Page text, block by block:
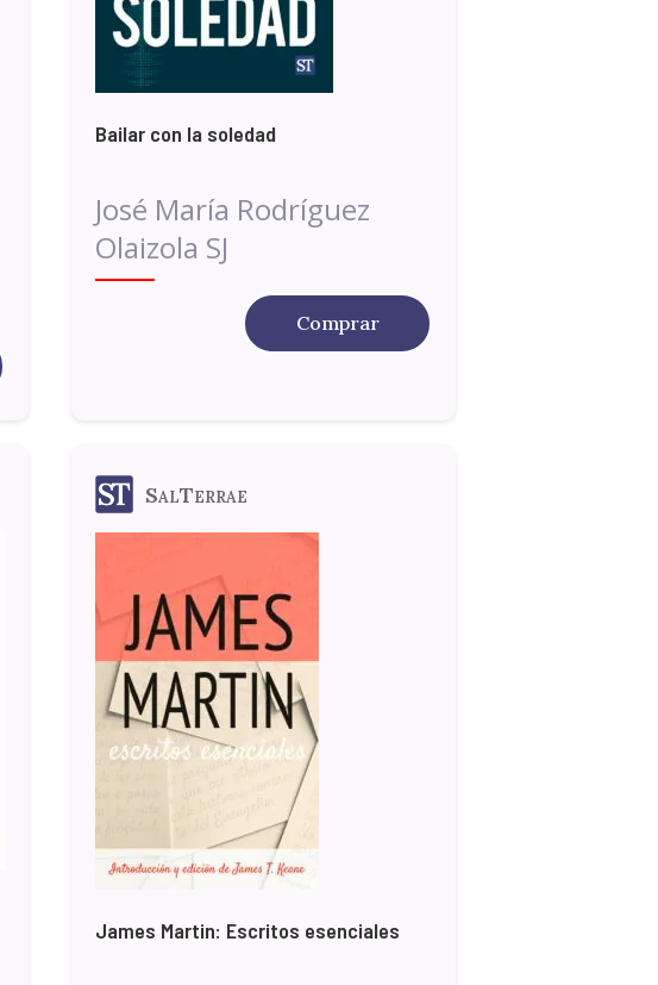
Bailar con la soledad
José María Rodríguez
Olaizola SJ
Comprar
SalTerrae
James Martin: Escritos esenciales